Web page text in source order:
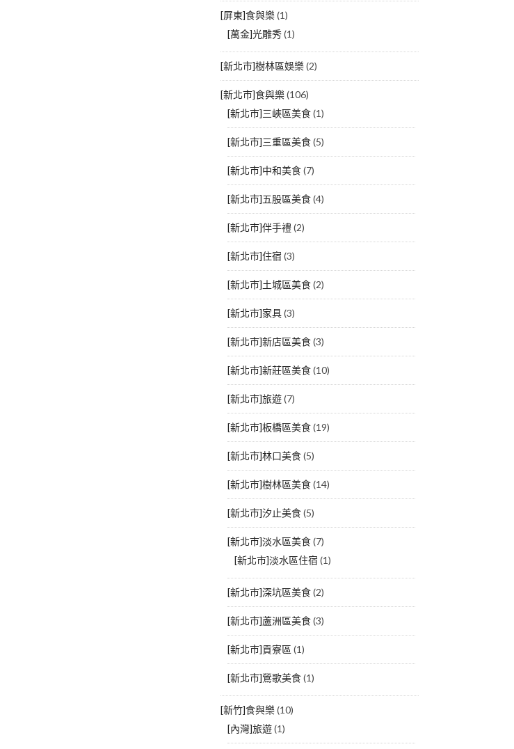
[屏東]食與樂(1)
[萬金]光雕秀(1)
[新北市]樹林區娛樂(2)
[新北市]食與樂(106)
[新北市]三峽區美食(1)
[新北市]三重區美食(5)
[新北市]中和美食(7)
[新北市]五股區美食(4)
[新北市]伴手禮(2)
[新北市]住宿 (3)
[新北市]土城區美食(2)
[新北市]家具(3)
[新北市]新店區美食(3)
[新北市]新莊區美食(10)
[新北市]旅遊(7)
[新北市]板橋區美食(19)
[新北市]林口美食(5)
[新北市]樹林區美食(14)
[新北市]汐止美食(5)
[新北市]淡水區美食(7)
[新北市]淡水區住宿 (1)
[新北市]深坑區美食(2)
[新北市]蘆洲區美食(3)
[新北市]貢寮區 (1)
[新北市]鶯歌美食(1)
[新竹]食與樂(10)
[內灣]旅遊(1)